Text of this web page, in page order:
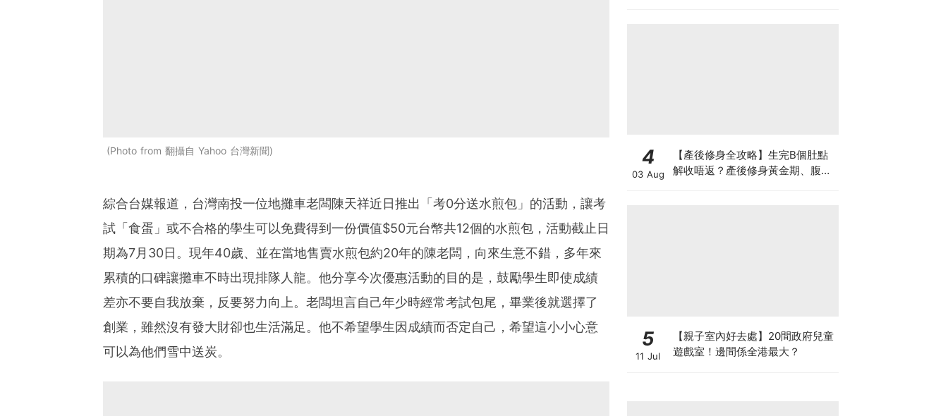
Photo from 翻攝自 Yahoo 台灣新聞
綜合台媒報道，台灣南投一位地攤車老闆陳天祥近日推出「考0分送水煎包」的活動，讓考
試「食蛋」或不合格的學生可以免費得到一份價值$50元台幣共12個的水煎包，活動截止日
期為7月30日。現年40歲、並在當地售賣水煎包約20年的陳老闆，向來生意不錯，多年來
累積的口碑讓攤車不時出現排隊人龍。他分享今次優惠活動的目的是，鼓勵學生即使成績
差亦不要自我放棄，反要努力向上。老闆坦言自己年少時經常考試包尾，畢業後就選擇了
創業，雖然沒有發大財卻也生活滿足。他不希望學生因成績而否定自己，希望這小小心意
可以為他們雪中送炭。
4
03 Aug
【產後修身全攻略】生完B個肚點
解收唔返？產後修身黃金期、腹直
5
11 Jul
【親子室內好去處】20間政府兒童
遊戲室！邊間係全港最大？